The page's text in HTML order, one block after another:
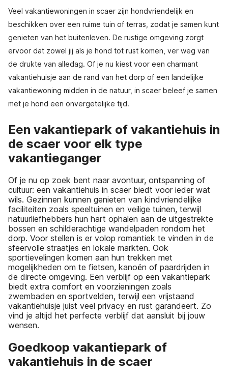
Veel vakantiewoningen in scaer zijn hondvriendelijk en
beschikken over een ruime tuin of terras, zodat je samen kunt
genieten van het buitenleven. De rustige omgeving zorgt
ervoor dat zowel jij als je hond tot rust komen, ver weg van
de drukte van alledag. Of je nu kiest voor een charmant
vakantiehuisje aan de rand van het dorp of een landelijke
vakantiewoning midden in de natuur, in scaer beleef je samen
met je hond een onvergetelijke tijd.
Een vakantiepark of vakantiehuis in
de scaer voor elk type
vakantieganger
Of je nu op zoek bent naar avontuur, ontspanning of
cultuur: een vakantiehuis in scaer biedt voor ieder wat
wils. Gezinnen kunnen genieten van kindvriendelijke
faciliteiten zoals speeltuinen en veilige tuinen, terwijl
natuurliefhebbers hun hart ophalen aan de uitgestrekte
bossen en schilderachtige wandelpaden rondom het
dorp. Voor stellen is er volop romantiek te vinden in de
sfeervolle straatjes en lokale markten. Ook
sportievelingen komen aan hun trekken met
mogelijkheden om te fietsen, kanoën of paardrijden in
de directe omgeving. Een verblijf op een vakantiepark
biedt extra comfort en voorzieningen zoals
zwembaden en sportvelden, terwijl een vrijstaand
vakantiehuisje juist veel privacy en rust garandeert. Zo
vind je altijd het perfecte verblijf dat aansluit bij jouw
wensen.
Goedkoop vakantiepark of
vakantiehuis in de scaer